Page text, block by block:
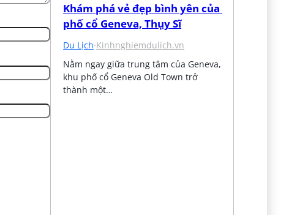
Khám phá vẻ đẹp bình yên của
phố cổ Geneva, Thụy Sĩ
Du Lịch·Kinhnghiemdulich.vn
Nằm ngay giữa trung tâm của Geneva,
khu phố cổ Geneva Old Town trở
thành một…